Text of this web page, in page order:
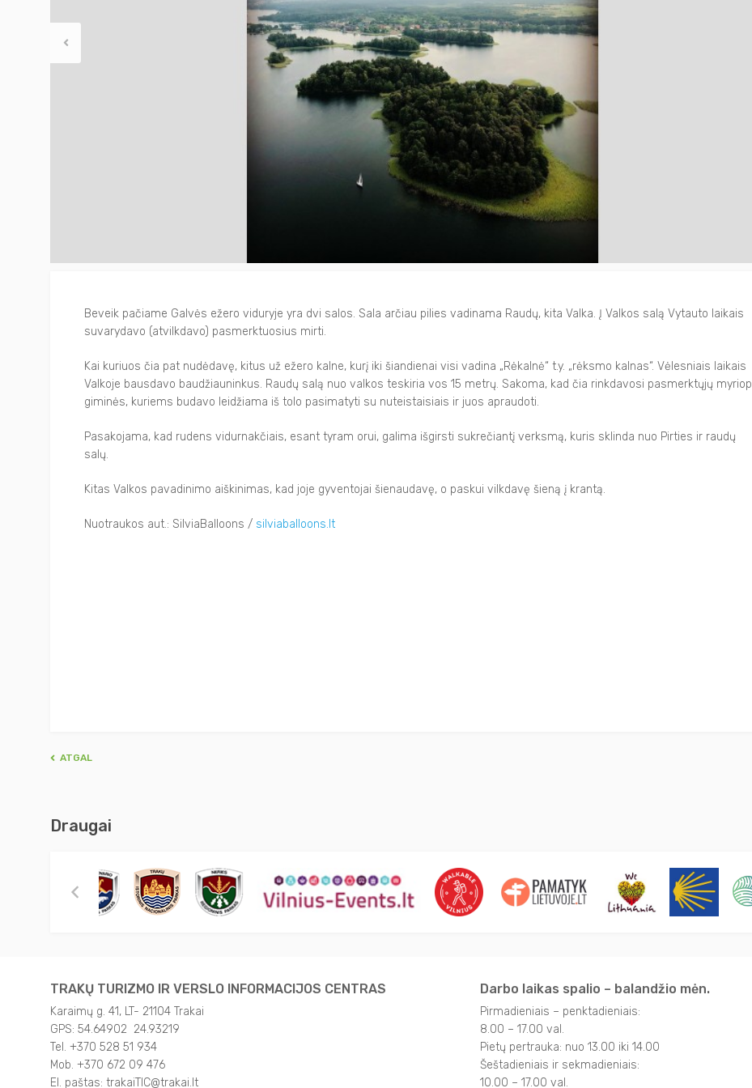
Beveik pačiame Galvės ežero viduryje yra dvi salos. Sala arčiau pilies vadinama Raudų, kita Valka. Į Valkos salą Vytauto laikais
suvarydavo (atvilkdavo) pasmerktuosius mirti.
Kai kuriuos čia pat nudėdavę, kitus už ežero kalne, kurį iki šiandienai visi vadina „Rėkalnė“ t.y. „rėksmo kalnas“. Vėlesniais laikais
Valkoje bausdavo baudžiauninkus. Raudų salą nuo valkos teskiria vos 15 metrų. Sakoma, kad čia rinkdavosi pasmerktųjų myriop
giminės, kuriems budavo leidžiama iš tolo pasimatyti su nuteistaisiais ir juos apraudoti.
Pasakojama, kad rudens vidurnakčiais, esant tyram orui, galima išgirsti sukrečiantį verksmą, kuris sklinda nuo Pirties ir raudų
salų.
Kitas Valkos pavadinimo aiškinimas, kad joje gyventojai šienaudavę, o paskui vilkdavę šieną į krantą.
Nuotraukos aut.: SilviaBalloons / silviaballoons.lt
ATGAL
Draugai
TRAKŲ TURIZMO IR VERSLO INFORMACIJOS CENTRAS
Karaimų g. 41, LT- 21104 Trakai
GPS: 54.64902 24.93219
Tel. +370 528 51 934
Mob. +370 672 09 476
El. paštas: trakaiTIC@trakai.lt
Darbo laikas spalio – balandžio mėn.
Pirmadieniais – penktadieniais:
8.00 – 17.00 val.
Pietų pertrauka: nuo 13.00 iki 14.00
Šeštadieniais ir sekmadieniais:
10.00 – 17.00 val.